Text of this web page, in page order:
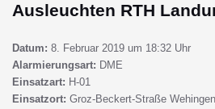
Ausleuchten RTH
Datum: 8. Februar 2019 um 18:32 Uhr
Alarmierungsart: DME
Einsatzart: H-01
Einsatzort: Groz-Beckert-Straße Wehingen